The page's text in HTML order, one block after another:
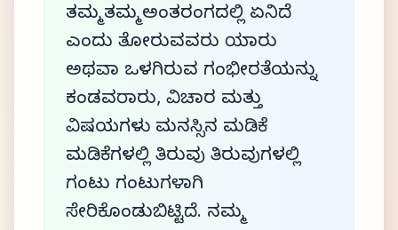
ತಮ್ಮ ತಮ್ಮ ಅಂತರಂಗದಲ್ಲಿ ಏನಿದೆ
ಎಂದು ತೋರುವವರು ಯಾರು
ಅಥವಾ ಒಳಗಿರುವ ಗಂಭೀರತೆಯನ್ನು
ಕಂಡವರಾರು, ವಿಚಾರ ಮತ್ತು
ವಿಷಯಗಳು ಮನಸ್ಸಿನ ಮಡಿಕೆ
ಮಡಿಕೆಗಳಲ್ಲಿ ತಿರುವು ತಿರುವುಗಳಲ್ಲಿ
ಗಂಟು ಗಂಟುಗಳಾಗಿ
ಸೇರಿಕೊಂಡುಬಿಟ್ಟಿದೆ. ನಮ್ಮ